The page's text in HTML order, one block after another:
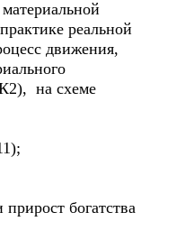
реальной
движения,
на схеме
богатства